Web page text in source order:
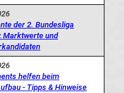
der 2. Bundesliga
Marktwerte und
helfen beim
- Tipps & Hinweise